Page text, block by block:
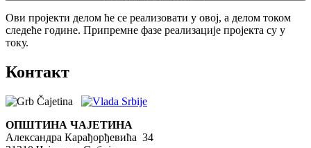
Ови пројекти делом ће се реализовати у овој, а делом током
следеће године. Припремне фазе реализације пројекта су у
току.
Контакт
ОПШТИНА ЧАЈЕТИНА
Александра Карађорђевића 34